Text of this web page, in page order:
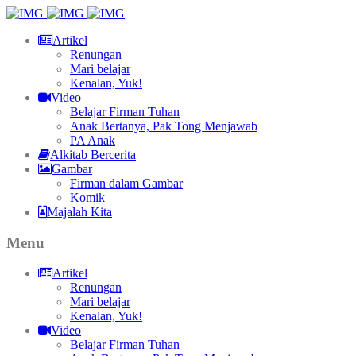
Artikel
Renungan
Mari belajar
Kenalan, Yuk!
Video
Belajar Firman Tuhan
Anak Bertanya, Pak Tong Menjawab
PA Anak
Alkitab Bercerita
Gambar
Firman dalam Gambar
Komik
Majalah Kita
Menu
Artikel
Renungan
Mari belajar
Kenalan, Yuk!
Video
Belajar Firman Tuhan